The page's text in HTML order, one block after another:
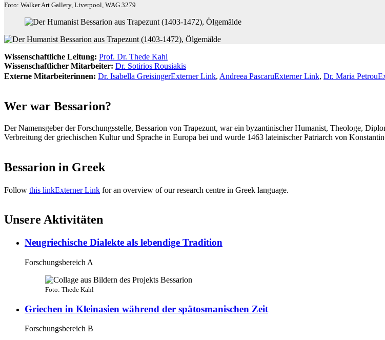
Foto: Walker Art Gallery, Liverpool, WAG 3279
Wissenschaftliche Leitung: Prof. Dr. Thede Kahl
Wissenschaftlicher Mitarbeiter: Dr. Sotirios Rousiakis
Externe Mitarbeiterinnen: Dr. Isabella GreisingerExterner Link, Andreea PascaruExterner Link, Dr. Maria Petrou
Wer war Bessarion?
Der Namensgeber der Forschungsstelle, Bessarion von Trapezunt, war ein byzantinischer Humanist, Theologe,
Verbreitung der griechischen Kultur und Sprache in Europa bei und wurde 1463 lateinischer Patriarch von
Bessarion in Greek
Follow this linkExterner Link for an overview of our research centre in Greek language.
Unsere Aktivitäten
Neugriechische Dialekte als lebendige Tradition
Forschungsbereich A
Foto: Thede Kahl
Griechen in Kleinasien während der spätosmanischen Zeit
Forschungsbereich B